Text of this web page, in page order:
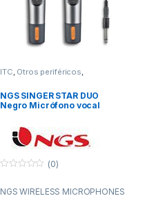
ITC, Otros periféricos,
Periféricos
NGS SINGER STAR DUO
Negro Micrófono vocal
u
(0)
NGS WIRELESS MICROPHONES